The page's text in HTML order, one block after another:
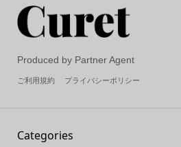
Produced by Partner Agent
ご利用規約 プライバシーポリシー
Categories